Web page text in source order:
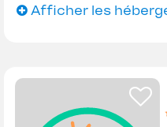
Afficher les